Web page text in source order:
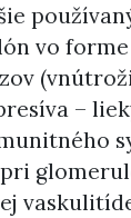
vo
–
pri